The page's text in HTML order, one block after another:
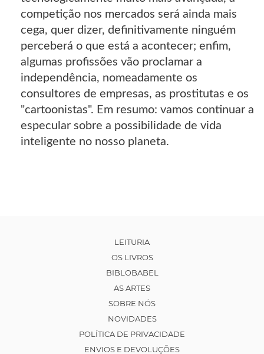
competição nos mercados será ainda mais
cega, quer dizer, definitivamente ninguém
perceberá o que está a acontecer; enfim,
algumas profissões vão proclamar a
independência, nomeadamente os
consultores de empresas, as prostitutas e os
"cartoonistas". Em resumo: vamos continuar a
especular sobre a possibilidade de vida
inteligente no nosso planeta.
LEITURIA
OS LIVROS
BIBLOBABEL
AS ARTES
SOBRE NÓS
NOVIDADES
POLÍTICA DE PRIVACIDADE
ENVIOS E DEVOLUÇÕES